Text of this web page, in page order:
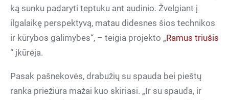
ką sunku padaryti teptuku ant audinio. Žvelgiant į
ilgalaikę perspektyvą, matau didesnes šios technikos
ir kūrybos galimybes“, – teigia projekto „Ramus triušis
“ įkūrėja.
Pasak pašnekovės, drabužių su spauda bei pieštų
ranka priežiūra mažai kuo skiriasi. „Ir su spauda, ir